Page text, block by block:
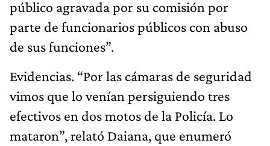
público agravada por su comisión por
parte de funcionarios públicos con abuso
de sus funciones”.
Evidencias. “Por las cámaras de seguridad
vimos que lo venían persiguiendo tres
efectivos en dos motos de la Policía. Lo
mataron”, relató Daiana, que enumeró